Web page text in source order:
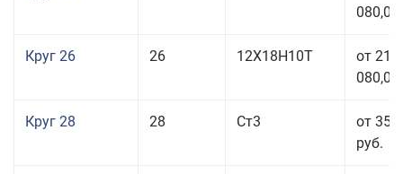
080,00
Круг 26 26 12Х18Н10Т
от 210
080,00
Круг 28 28 Ст3
от 35
руб.